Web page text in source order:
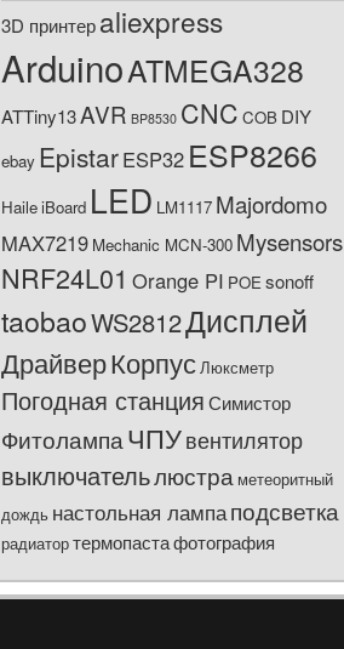
3D принтерaliexpress
ArduinoATMEGA328
ATTiny13AVR BP8530 CNC COB DIY
ebay EpistarESP32 ESP8266
HaileiBoard LED LM1117 Majordomo
MAX7219 Mechanic MCN-300 Mysensors
NRF24L01 Orange PI POEsonoff
taobaoWS2812Дисплей
ДрайверКорпусЛюксметр
Погодная станцияСимистор
ФитолампаЧПУвентилятор
выключательлюстра метеоритный
дождь настольная лампаподсветка
радиатортермопастафотография